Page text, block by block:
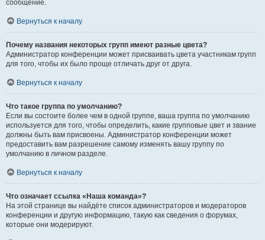
сообщение.
Вернуться к началу
Почему названия некоторых групп имеют разные цвета?
Администратор конференции может присваивать цвета участникам групп
для того, чтобы их было проще отличать друг от друга.
Вернуться к началу
Что такое группа по умолчанию?
Если вы состоите более чем в одной группе, ваша группа по умолчанию
используется для того, чтобы определить, какие групповые цвет и звание
должны быть вам присвоены. Администратор конференции может
предоставить вам разрешение самому изменять вашу группу по
умолчанию в личном разделе.
Вернуться к началу
Что означает ссылка «Наша команда»?
На этой странице вы найдёте список администраторов и модераторов
конференции и другую информацию, такую как сведения о форумах,
которые они модерируют.